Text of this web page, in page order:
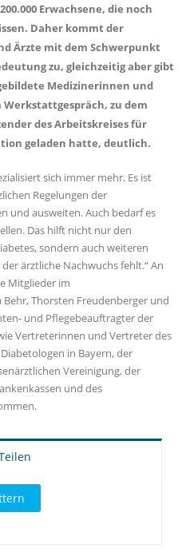
Erwachsene, die noch
Daher kommt der
Ärzte mit dem Schwerpunkt
zu, gleichzeitig aber gibt
Medizinerinnen und
zu dem
des Arbeitskreises für
geladen hatte, deutlich.
sich immer mehr. Es ist
Regelungen der
und ausweiten. Auch bedarf es
Das hilft nicht nur den
sondern auch weiteren
ärztliche Nachwuchs fehlt.“ An
Mitglieder im
Thorsten Freudenberger und
und Pflegebeauftragter der
Vertreterinnen und Vertreter des
in Bayern, der
Vereinigung, der
und des